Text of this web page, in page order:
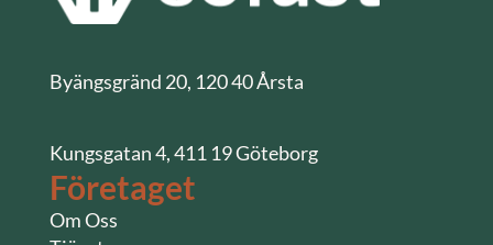
Byängsgränd 20, 120 40 Årsta
Kungsgatan 4, 411 19 Göteborg
Företaget
Om Oss